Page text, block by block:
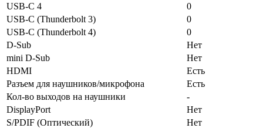
USB-C 4
0
USB-C (Thunderbolt 3)
0
USB-C (Thunderbolt 4)
0
D-Sub
Нет
mini D-Sub
Нет
HDMI
Есть
Разъем для наушников/микрофона
Есть
Кол-во выходов на наушники
-
DisplayPort
Нет
S/PDIF (Оптический)
Нет